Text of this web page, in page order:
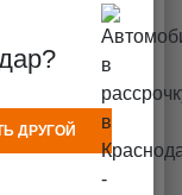
ДРУГОЙ